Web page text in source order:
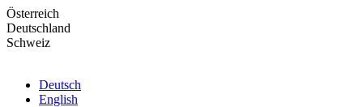
Skip
to
the
Österreich
Deutschland
Schweiz
Deutsch
English